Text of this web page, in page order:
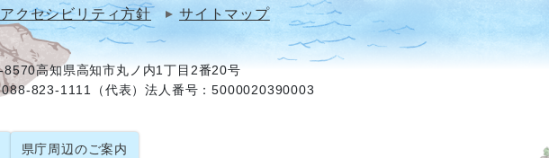
アクセシビリティ方針 サイトマップ
8570高知県高知市丸ノ内1丁目2番20号
088-823-1111（代表）法人番号：5000020390003
県庁周辺のご案内